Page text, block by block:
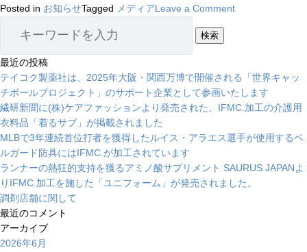
い
飲
物
ま
Posted in お知らせTagged メディアLeave a Commenton
が
ベ
ー
ボ
ル・
マ
最近の投稿
テイコク製薬社は、2025年大阪・関西万博で開催される「世界キャッ
チボールプロジェクト」のサポート企業として参画いたします
繊研新聞に(株)ケアファッションより発売された、IFMC.加工の介護用
衣料品「着るサプ」が掲載されました
MLBで3年連続首位打者を獲得したルイス・アラエス選手が使用するベ
ルガード防具にはIFMC.が加工されています
ランナーの熱狂的支持を獲るアミノ酸サプリメント SAURUS JAPANよ
りIFMC.加工を施した「ユニフォーム」が発売されました。
調剤店舗に関して
最近のコメント
アーカイブ
2026年6月